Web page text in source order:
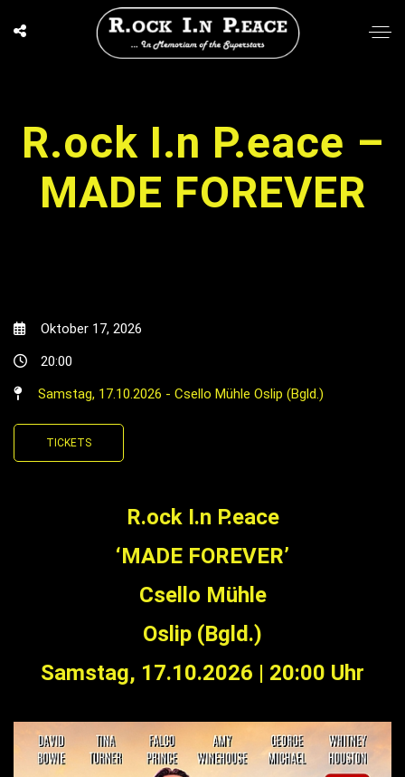
R.ock I.n P.eace –
MADE FOREVER
Oktober 17, 2026
20:00
Samstag, 17.10.2026 - Csello Mühle Oslip (Bgld.)
TICKETS
R.ock I.n P.eace
‘MADE FOREVER’
Csello Mühle
Oslip (Bgld.)
Samstag, 17.10.2026 | 20:00 Uhr